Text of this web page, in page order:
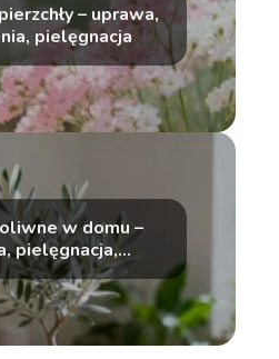
– uprawa,
pielęgnacja
w domu –
pielęgnacja,